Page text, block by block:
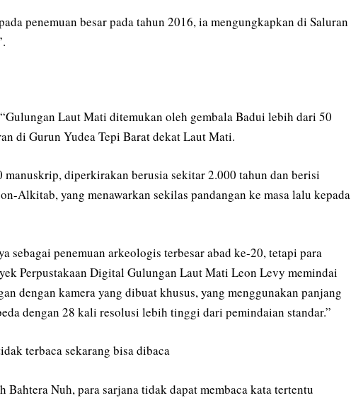
penemuan besar pada tahun 2016, ia mengungkapkan di Saluran
Laut Mati ditemukan oleh gembala Badui lebih dari 50
di Gurun Yudea Tepi Barat dekat Laut Mati.
diperkirakan berusia sekitar 2.000 tahun dan berisi
Alkitab, yang menawarkan sekilas pandangan ke masa lalu kepada
sebagai penemuan arkeologis terbesar abad ke-20, tetapi para
Perpustakaan Digital Gulungan Laut Mati Leon Levy memindai
dengan kamera yang dibuat khusus, yang menggunakan panjang
dengan 28 kali resolusi lebih tinggi dari pemindaian standar.”
terbaca sekarang bisa dibaca
Bahtera Nuh, para sarjana tidak dapat membaca kata tertentu